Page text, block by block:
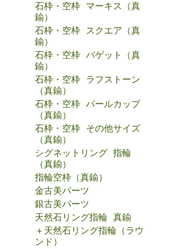
石枠・空枠 マーキス（真
鍮）
石枠・空枠 スクエア（真
鍮）
石枠・空枠 バゲット（真
鍮）
石枠・空枠 ラフストーン
（真鍮）
石枠・空枠 パールカップ
（真鍮）
石枠・空枠 その他サイズ
（真鍮）
シグネットリング 指輪
（真鍮）
指輪空枠（真鍮）
金古美パーツ
銀古美パーツ
天然石リング指輪 真鍮
＋天然石リング指輪（ラウ
ンド）